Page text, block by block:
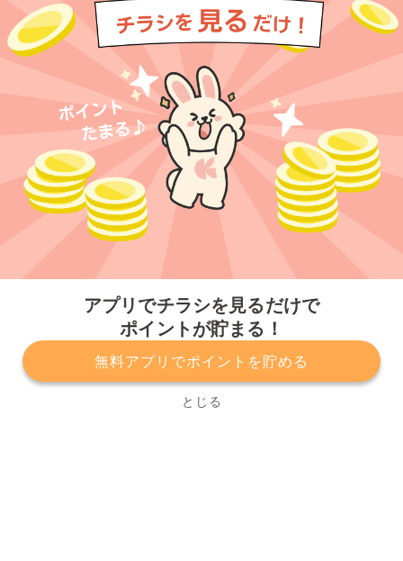
アプリでチラシを見るだけで
ポイントが貯まる！
無料アプリでポイントを貯める
とじる
プライバシーポリシー 利用規約
運営会社
サービスに関してのお問い合わせ